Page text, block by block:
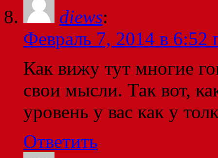
diews:
Февраль 7, 2014 в 6:52
Как вижу тут многие
свои мысли. Так вот,
уровень у вас как у
Ответить